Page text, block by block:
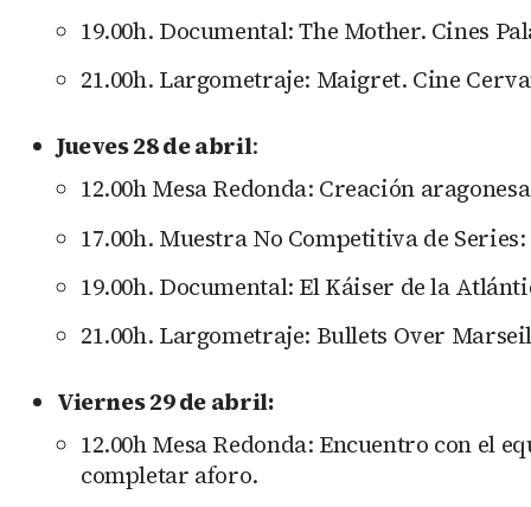
19.00h. Documental: The Mother. Cines
21.00h. Largometraje: Maigret. Cine
Jueves 28 de abril:
12.00h Mesa Redonda: Creación
17.00h. Muestra No Competitiva de
19.00h. Documental: El Káiser de la
21.00h. Largometraje: Bullets Over
Viernes 29 de abril:
12.00h Mesa Redonda: Encuentro con el
completar aforo.